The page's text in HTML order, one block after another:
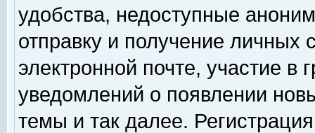
удобства, недоступные
отправку и получение личных
электронной почте, участие в
уведомлений о появлении
темы и так далее.